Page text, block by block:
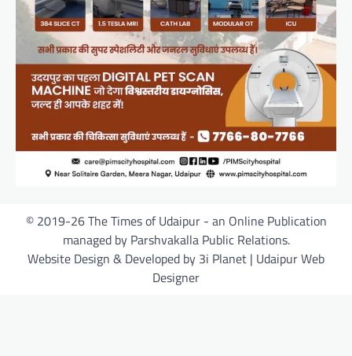
© 2019-26 The Times of Udaipur - an Online Publication
managed by Parshvakalla Public Relations.
Website Design & Developed by 3i Planet | Udaipur Web
Designer